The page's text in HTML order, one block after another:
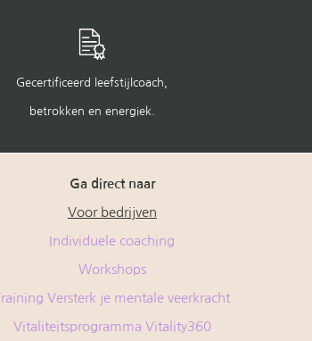
Gecertificeerd leefstijlcoach,
betrokken en energiek.
Ga direct naar
Voor bedrijven
Individuele coaching
Workshops
Versterk je mentale veerkracht
Vitaliteitsprogramma Vitality360